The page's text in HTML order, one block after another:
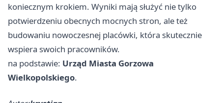
koniecznym krokiem. Wyniki mają służyć nie tylko
potwierdzeniu obecnych mocnych stron, ale też
budowaniu nowoczesnej placówki, która skutecznie
wspiera swoich pracowników.
na podstawie: Urząd Miasta Gorzowa
Wielkopolskiego.